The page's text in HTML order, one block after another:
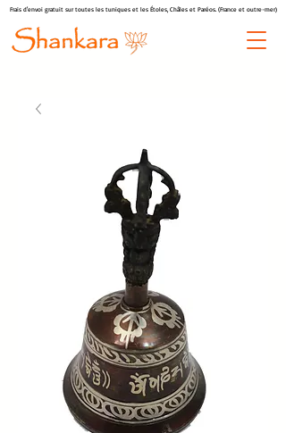
Frais d'envoi gratuit sur toutes les tuniques et les Étoles, Châles et Paréos. (France et outre-mer)